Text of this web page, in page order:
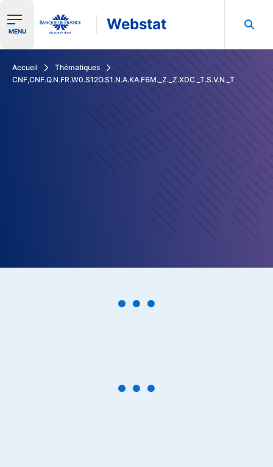
Ouvrir le menu de navigation
MENU Webstat
Accueil
Thématiques
CNF,CNF.Q.N.FR.W0.S12O.S1.N.A.KA.F6M._Z._Z.XDC._T.S.V.N._T